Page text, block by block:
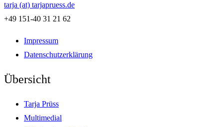
tarja (at) tarjapruess.de
+49 151-40 31 21 62
Impressum
Datenschutzerklärung
Übersicht
Tarja Prüss
Multimedial